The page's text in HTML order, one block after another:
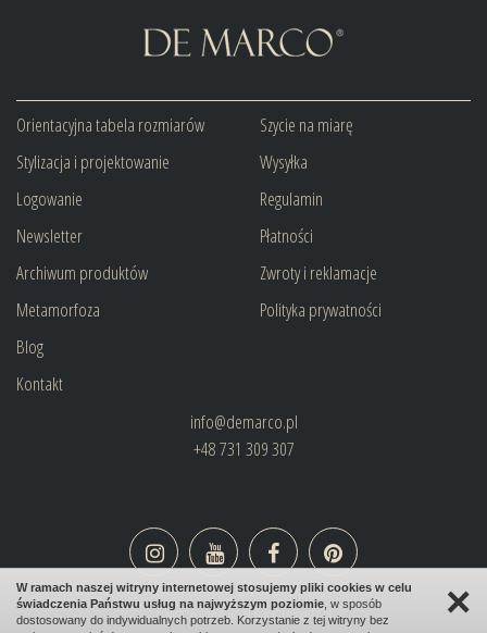
Orientacyjna tabela rozmiarów
Stylizacja i projektowanie
Logowanie
Newsletter
Archiwum produktów
Metamorfoza
Blog
Kontakt
Szycie na miarę
Wysyłka
Regulamin
Płatności
Zwroty i reklamacje
Polityka prywatności
info@demarco.pl
+48 731 309 307
design:bombadilo.pl|cms:kotonski.pl ×
W ramach naszej witryny internetowej stosujemy pliki cookies w celu
świadczenia Państwu usług na najwyższym poziomie , w sposób
dostosowany do indywidualnych potrzeb. Korzystanie z tej witryny bez